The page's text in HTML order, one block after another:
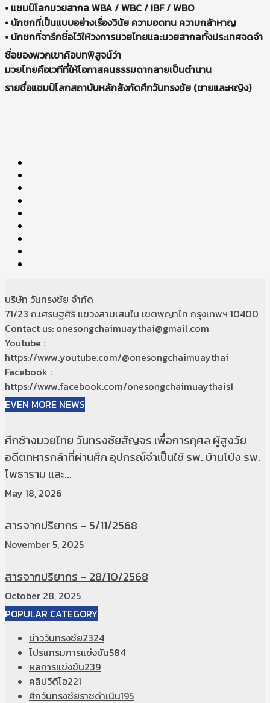
• แชมป์โลกมวยสากล WBA / WBC / IBF / WBO
• นักชกที่เป็นแบบอย่างเรื่องวินัย ความอดทน ความกล้าหาญ
• นักชกที่จารึกชื่อไว้ให้วงการมวยไทยและมวยสากลทั้งประเทศจดจำ
ชื่อของพวกเขาคือบทพิสูจน์ว่า
มวยไทยคือเวทีที่ให้โอกาสคนธรรมดากลายเป็นตำนาน
รายชื่อแชมป์โลกสถาบันหลักสังกัดศึกวันทรงชัย (ชายและหญิง)
บริษัท วันทรงชัย จำกัด
71/23 ถ.เศรษฐศิริ แขวงสามเสนใน เขตพญาไท กรุงเทพฯ 10400
Contact us: onesongchaimuaythai@gmail.com
Youtube :
https://www.youtube.com/@onesongchaimuaythai
Facebook :
https://www.facebook.com/onesongchaimuaythais1
EVEN MORE NEWS
ศึกช้างมวยไทย วันทรงชัยสัญจร เพื่อการกุศล ผู้สูงวัย
อดีตทหารกล้าที่ผ่านศึก อุปกรณ์จำเป็นใช้ รพ. บ้านโป่ง รพ.
โพธาราม และ...
May 18, 2026
สารจากปริยากร – 5/11/2568
November 5, 2025
สารจากปริยากร – 28/10/2568
October 28, 2025
POPULAR CATEGORY
ข่าววันทรงชัย2324
โปรแกรมการแข่งขัน584
ผลการแข่งขัน239
คลิปวีดีโอ221
ศึกวันทรงชัยราชดำเนิน195